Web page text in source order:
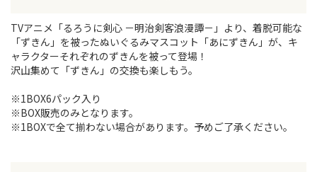
TVアニメ「るろうに剣心 －明治剣客浪漫譚－」より、着脱可能な
「ずきん」を被ったぬいぐるみマスコット「あにずきん」が、キ
ャラクターそれぞれのずきんを被って登場！
沢山集めて「ずきん」の交換も楽しもう。
※1BOX6パック入り
※BOX販売のみとなります。
※1BOXで全て揃わない場合があります。予めご了承ください。